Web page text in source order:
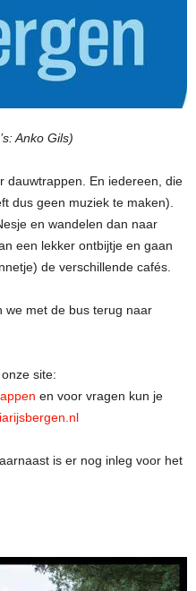
Anko Gils)
dauwtrappen. En iedereen, die
dus geen muziek te maken).
en wandelen dan naar
een lekker ontbijtje en gaan
de verschillende cafés.
we met de bus terug naar
site:
en voor vragen kun je
is er nog inleg voor het